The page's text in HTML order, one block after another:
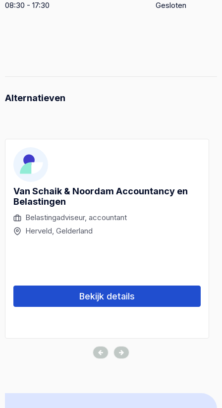
08:30 - 17:30
Gesloten
Alternatieven
Van Schaik & Noordam Accountancy en
Belastingen
Belastingadviseur, accountant
Herveld, Gelderland
Bekijk details